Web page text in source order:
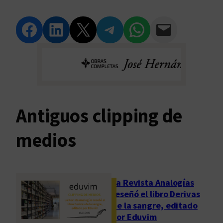
Compartir en Facebook Compartir en LinkedIn Compartir en Twitter Compartir en Telegram Compartir en WhatsApp Compartir vía Email
Antiguos clipping de
medios
La Revista Analogías
reseñó el libro Derivas
de la sangre, editado
por Eduvim